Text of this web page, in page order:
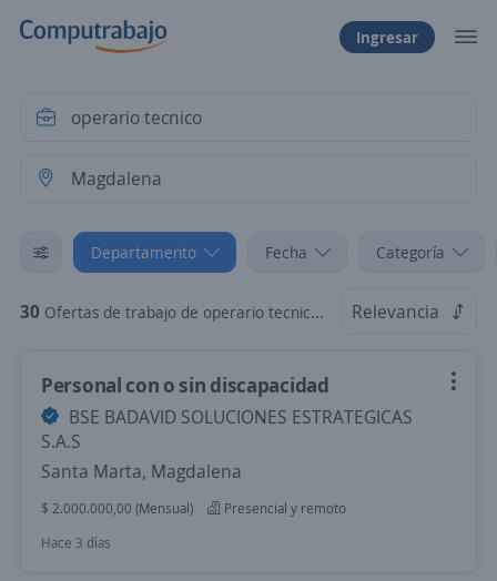
Ingresar
Departamento Fecha Categoría
30 Ofertas de trabajo de operario tecnico en Magdalena Relevancia
Personal con o sin discapacidad
BSE BADAVID SOLUCIONES ESTRATEGICAS
S.A.S
Santa Marta, Magdalena
$ 2.000.000,00 (Mensual)
Presencial y remoto
Hace 3 días